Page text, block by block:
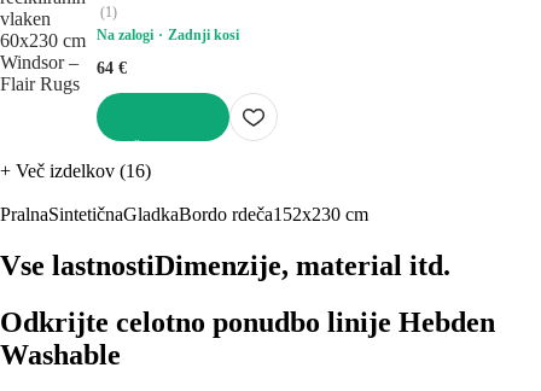
(1)
Na zalogi
Zadnji kosi
64 €
+ Več izdelkov (16)
PralnaSintetičnaGladkaBordo rdeča152x230 cm
Vse lastnostiDimenzije, material itd.
Odkrijte celotno ponudbo linije Hebden
Washable